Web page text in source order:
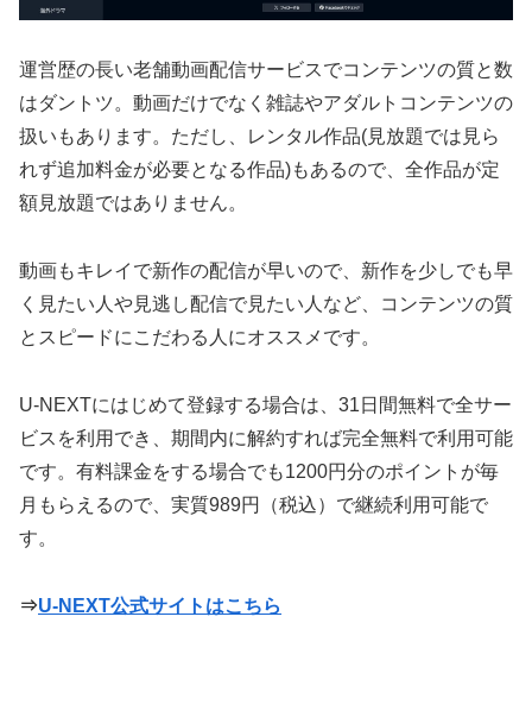
運営歴の長い老舗動画配信サービスでコンテンツの質と数
はダントツ。動画だけでなく雑誌やアダルトコンテンツの
扱いもあります。ただし、レンタル作品(見放題では見ら
れず追加料金が必要となる作品)もあるので、全作品が定
額見放題ではありません。
動画もキレイで新作の配信が早いので、新作を少しでも早
く見たい人や見逃し配信で見たい人など、コンテンツの質
とスピードにこだわる人にオススメです。
U-NEXTにはじめて登録する場合は、31日間無料で全サー
ビスを利用でき、期間内に解約すれば完全無料で利用可能
です。有料課金をする場合でも1200円分のポイントが毎
月もらえるので、実質989円（税込）で継続利用可能で
す。
⇒U-NEXT公式サイトはこちら